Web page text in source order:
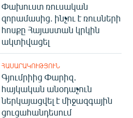
Փախուստ ռուսական
զորամասից. ինչու է ռուսների
հոսքը Հայաստան կրկին
ակտիվացել
ՀԱՍԱՐԱԿՈՒԹՅՈՒՆ
Գյումրիից Փարիզ․
հայկական անօդաչուն
ներկայացվել է միջազգային
ցուցահանդեսում